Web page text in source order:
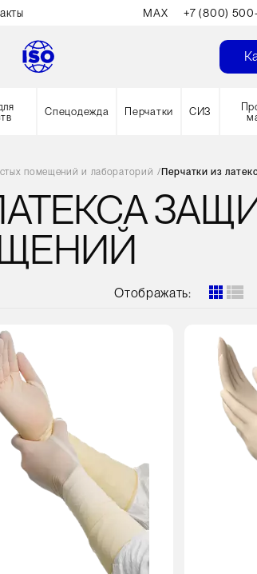
MAX +7 (800)
Спецодежда Перчатки СИЗ
помещений и лабораторий / Перчатки из
Отображать:
упаковке
25 пар
Размер